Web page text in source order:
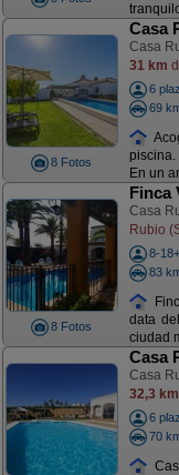
8 Fotos
Casa
Casa
31 km
6
69
En un
8 Fotos
Finca
Casa
Rubio
8-
83
data
ciudad
Casa
Casa
32,3 km
6
70